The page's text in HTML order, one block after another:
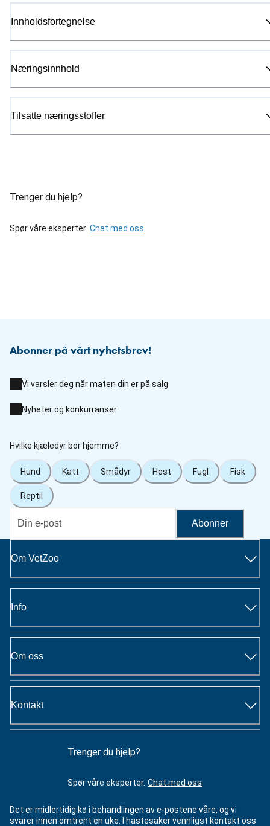
Innholdsfortegnelse
Næringsinnhold
Tilsatte næringsstoffer
Trenger du hjelp?
Spør våre eksperter. Chat med oss
Abonner på vårt nyhetsbrev!
Vi varsler deg når maten din er på salg
Nyheter og konkurranser
Hvilke kjæledyr bor hjemme?
Hund Katt Smådyr Hest Fugl Fisk
Reptil
Abonner
Om VetZoo
Info
Om oss
Kontakt
Trenger du hjelp?
Spør våre eksperter. Chat med oss
Det er midlertidig kø i behandlingen av e-postene våre, og vi
svarer innen omtrent en uke. I hastesaker vennligst kontakt oss